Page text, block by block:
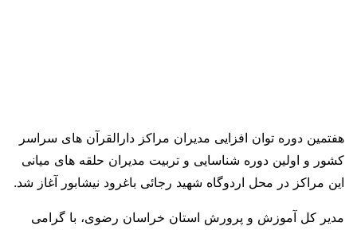
هفتمین دوره توان افزایی مدیران مراکز دارالقرآن های سراسر
کشور و اولین دوره شناسایی و تربیت مدیران حلقه های میانی
این مراکز در محل اردوگاه شهید رجائی باغرود نیشابور آغاز شد.
مدیر کل آموزش و پرورش استان خراسان رضوی، با گرامی